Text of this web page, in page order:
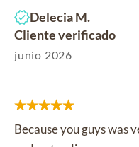
Delecia M.
Cliente verificado
junio 2026
Because you guys was